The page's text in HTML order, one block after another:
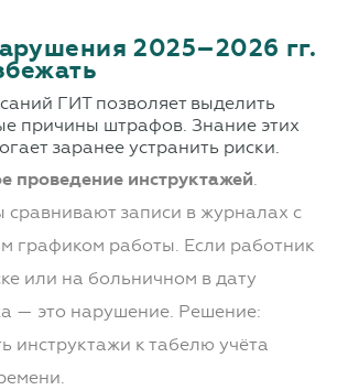
2025–2026 гг.
ГИТ позволяет выделить
причины штрафов. Знание этих
заранее устранить риски.
проведение инструктажей.
сравнивают записи в журналах с
графиком работы. Если работник
или на больничном в дату
— это нарушение. Решение:
инструктажи к табелю учёта